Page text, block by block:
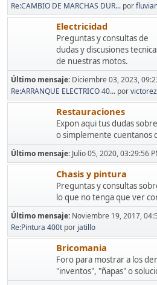
Re:CAMBIO DE MARCHAS DUR... por
Electricidad
Preguntas y consultas de
dudas y discusiones
de nuestras motos.
Último mensaje: Diciembre 03, 2023,
Re:ARRANQUE ELECTRICO 40... por
Restauraciones
Expon aqui tus dudas
o simplemente cuentanos
Último mensaje: Julio 05, 2020, 03:29:56
Chasis y pintura
Preguntas y consultas
lo que no tenga que ver
Último mensaje: Noviembre 19, 2017,
Re:Pintura 400t por jatillo
Bricomania
Foro para mostrar a los
"inventos", "ñapas" o